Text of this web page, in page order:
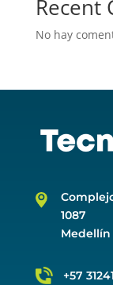
Recent
No hay
1087
Medellín
+57